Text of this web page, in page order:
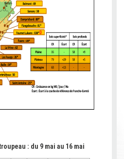
: du 9 mai au 16 mai